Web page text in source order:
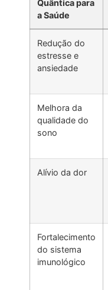
Quântica para
a Saúde
Redução do
estresse e
ansiedade
Melhora da
qualidade do
sono
Alívio da dor
Fortalecimento
do sistema
imunológico